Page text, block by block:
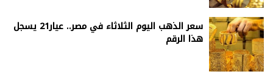
سعر الذهب اليوم الثلاثاء في مصر.. عيار21 يسجل
هذا الرقم